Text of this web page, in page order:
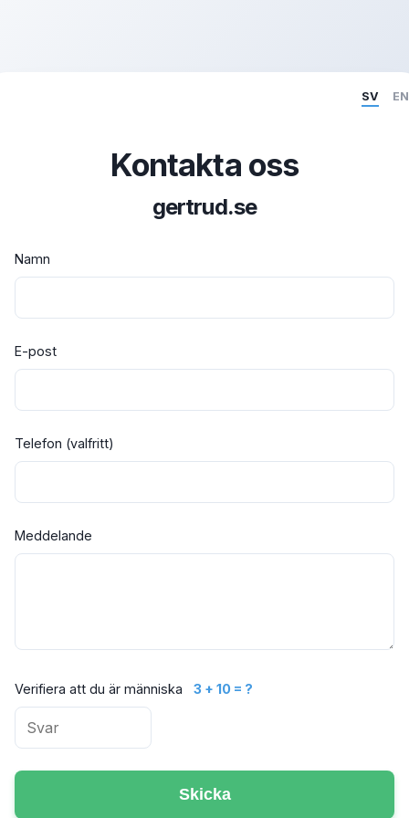
SV EN
Kontakta oss
gertrud.se
Namn
E-post
Telefon (valfritt)
Meddelande
Verifiera att du är människa 3 + 10 = ?
Skicka